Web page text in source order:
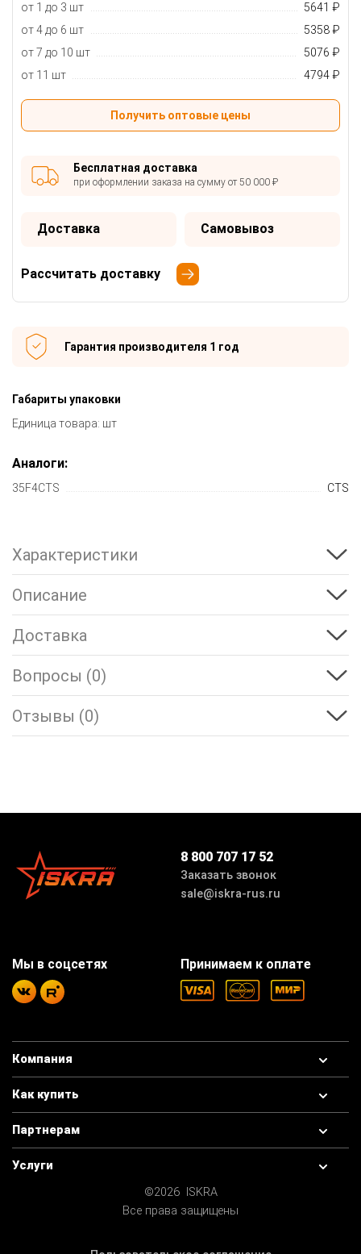
от 1 до 3 шт
5641 ₽
от 4 до 6 шт
5358 ₽
от 7 до 10 шт
5076 ₽
от 11 шт
4794 ₽
Получить оптовые цены
Бесплатная доставка
при оформлении заказа на сумму от 50 000 ₽
Доставка Самовывоз
Рассчитать доставку
Гарантия производителя 1 год
Габариты упаковки
Единица товара: шт
Аналоги:
35F4CTS CTS
Характеристики
Описание
Доставка
Вопросы (0)
Отзывы (0)
8 800 707 17 52
Заказать звонок
sale@iskra-rus.ru
Компания
Как купить
Партнерам
Услуги
©2026 ISKRA
Все права защищены
Принимаем к оплате
Мы в соцсетях